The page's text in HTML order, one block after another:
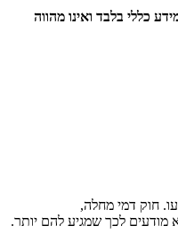
כללי בלבד ואינו מהווה
חוק דמי מחלה,
מודעים לכך שמגיע להם יותר.